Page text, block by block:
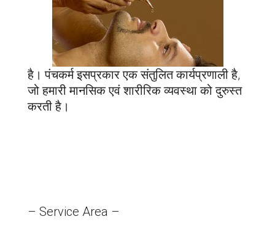
है। पंचकर्म इसप्रकार एक संतुलित कार्यप्रणाली है,
जो हमारी मानसिक एवं शारीरिक व्यवस्था को दुरुस्त
करती है।
– Service Area –